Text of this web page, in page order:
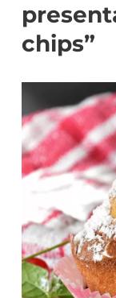
chips”